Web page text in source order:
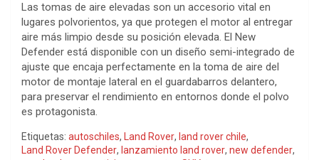
Las tomas de aire elevadas son un accesorio vital en
lugares polvorientos, ya que protegen el motor al entregar
aire más limpio desde su posición elevada. El New
Defender está disponible con un diseño semi-integrado de
ajuste que encaja perfectamente en la toma de aire del
motor de montaje lateral en el guardabarros delantero,
para preservar el rendimiento en entornos donde el polvo
es protagonista.
Etiquetas: autoschiles, Land Rover, land rover chile,
Land Rover Defender, lanzamiento land rover, new defender,